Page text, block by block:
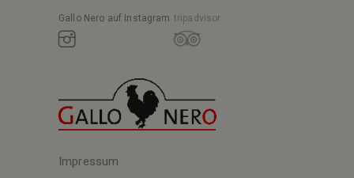
Gallo Nero auf Instagram tripadvisor
Impressum